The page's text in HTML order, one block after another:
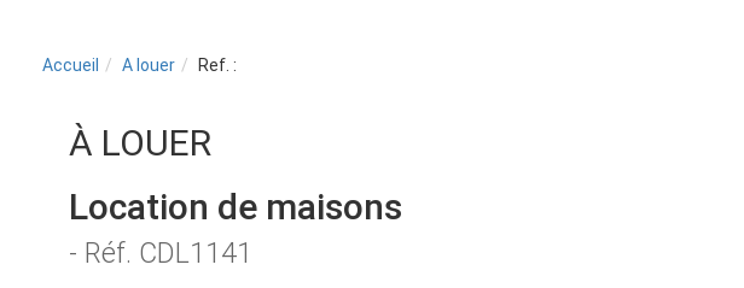
Accueil A louer Ref. :
À LOUER
Location de maisons
- Réf. CDL1141